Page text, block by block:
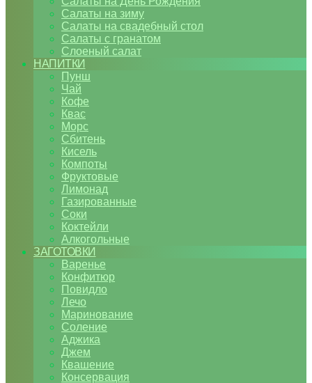
Салаты на зиму
Салаты на свадебный стол
Салаты с гранатом
Слоеный салат
НАПИТКИ
Пунш
Чай
Кофе
Квас
Морс
Сбитень
Кисель
Компоты
Фруктовые
Лимонад
Газированные
Соки
Коктейли
Алкогольные
ЗАГОТОВКИ
Варенье
Конфитюр
Повидло
Лечо
Маринование
Соление
Аджика
Джем
Квашение
Консервация